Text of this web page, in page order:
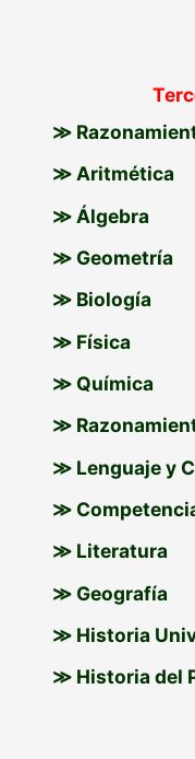
≫
≫ Aritmética
≫ Álgebra
≫ Geometría
≫ Biología
≫ Física
≫ Química
≫
≫ Lenguaje y
≫
≫ Literatura
≫ Geografía
≫ Historia
≫ Historia del